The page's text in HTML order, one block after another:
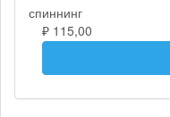
спиннинг
₽ 115,00